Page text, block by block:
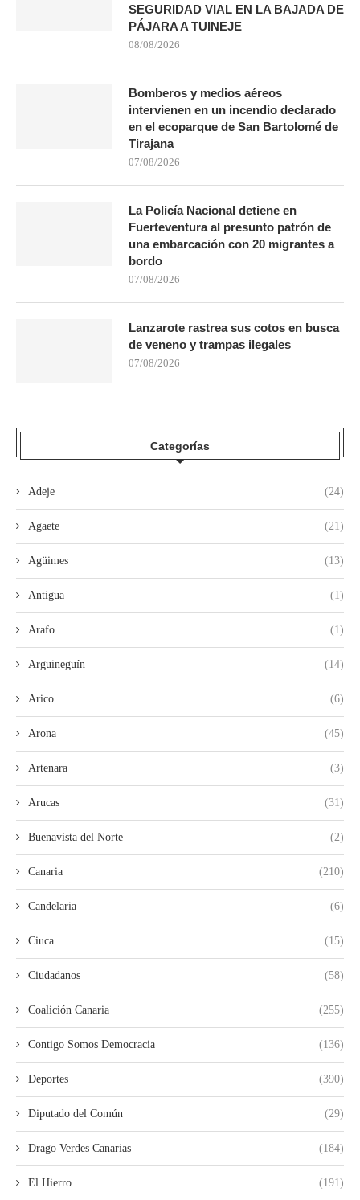
SEGURIDAD VIAL EN LA BAJADA DE
PÁJARA A TUINEJE
08/08/2026
Bomberos y medios aéreos
intervienen en un incendio declarado
en el ecoparque de San Bartolomé de
Tirajana
07/08/2026
La Policía Nacional detiene en
Fuerteventura al presunto patrón de
una embarcación con 20 migrantes a
bordo
07/08/2026
Lanzarote rastrea sus cotos en busca
de veneno y trampas ilegales
07/08/2026
Categorías
Adeje (24)
Agaete (21)
Agüimes (13)
Antigua (1)
Arafo (1)
Arguineguín (14)
Arico (6)
Arona (45)
Artenara (3)
Arucas (31)
Buenavista del Norte (2)
Canaria (210)
Candelaria (6)
Ciuca (15)
Ciudadanos (58)
Coalición Canaria (255)
Contigo Somos Democracia (136)
Deportes (390)
Diputado del Común (29)
Drago Verdes Canarias (184)
El Hierro (191)